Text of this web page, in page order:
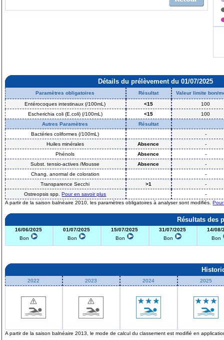
Détails du prélèvement du 01/07/2025
Paramètres obligatoires Résultat
Valeur limite bon/
Entérocoques intestinaux (/100mL)
<15
100
Escherichia coli (E.coli) (/100mL)
<15
100
Autres Paramètres
Résultat
Bactéries coliformes (/100mL)
-
Huiles minérales
Absence
-
Phénols
Absence
-
Subst. tensio-actives /Mousse
Absence
-
Chang. anormal de coloration
-
Transparence Secchi
>1
-
Ostreopsis spp.Pour en savoir plus
-
A partir de la saison balnéaire 2010, les paramètres obligatoires à analyser sont modifiés.
Résultats des
16/06/2025
Bon
01/07/2025
Bon
15/07/2025
Bon
31/07/2025
Bon
14/08/
Bon
2022 2023 2024 2025
A partir de la saison balnéaire 2013, le mode de calcul du classement est modifié en